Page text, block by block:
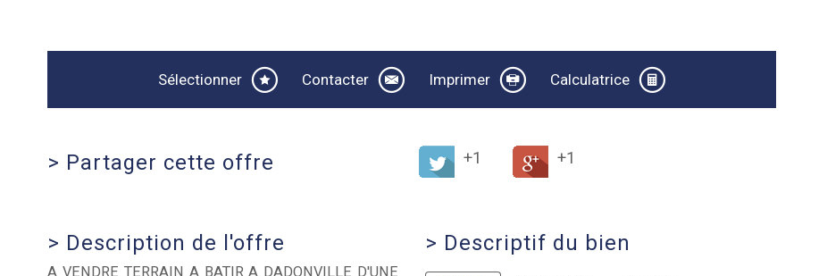
Sélectionner Contacter Imprimer Calculatrice
> Partager cette offre +1 +1
> Description de l'offre
A VENDRE TERRAIN A BATIR A DADONVILLE D'UNE
> Descriptif du bien